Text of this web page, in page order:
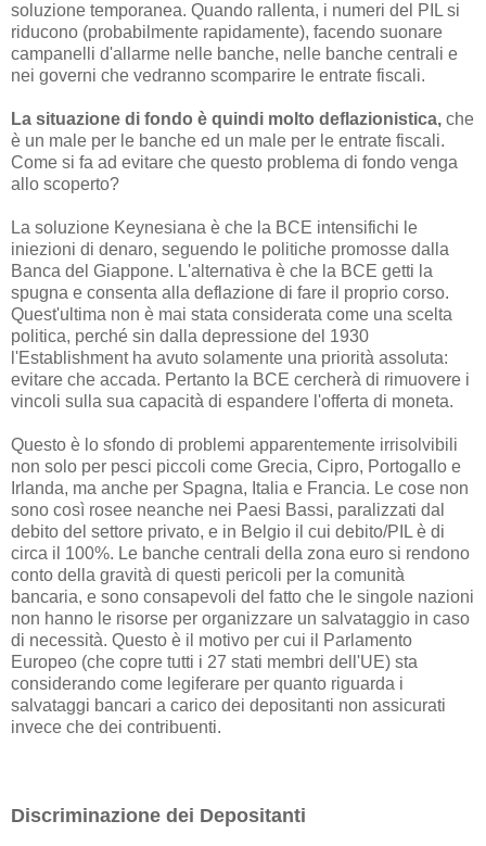
soluzione temporanea. Quando rallenta, i numeri del PIL si
riducono (probabilmente rapidamente), facendo suonare
campanelli d'allarme nelle banche, nelle banche centrali e
nei governi che vedranno scomparire le entrate fiscali.
La situazione di fondo è quindi molto deflazionistica, che
è un male per le banche ed un male per le entrate fiscali.
Come si fa ad evitare che questo problema di fondo venga
allo scoperto?
La soluzione Keynesiana è che la BCE intensifichi le
iniezioni di denaro, seguendo le politiche promosse dalla
Banca del Giappone. L'alternativa è che la BCE getti la
spugna e consenta alla deflazione di fare il proprio corso.
Quest'ultima non è mai stata considerata come una scelta
politica, perché sin dalla depressione del 1930
l'Establishment ha avuto solamente una priorità assoluta:
evitare che accada. Pertanto la BCE cercherà di rimuovere i
vincoli sulla sua capacità di espandere l'offerta di moneta.
Questo è lo sfondo di problemi apparentemente irrisolvibili
non solo per pesci piccoli come Grecia, Cipro, Portogallo e
Irlanda, ma anche per Spagna, Italia e Francia. Le cose non
sono così rosee neanche nei Paesi Bassi, paralizzati dal
debito del settore privato, e in Belgio il cui debito/PIL è di
circa il 100%. Le banche centrali della zona euro si rendono
conto della gravità di questi pericoli per la comunità
bancaria, e sono consapevoli del fatto che le singole nazioni
non hanno le risorse per organizzare un salvataggio in caso
di necessità. Questo è il motivo per cui il Parlamento
Europeo (che copre tutti i 27 stati membri dell'UE) sta
considerando come legiferare per quanto riguarda i
salvataggi bancari a carico dei depositanti non assicurati
invece che dei contribuenti.
Discriminazione dei Depositanti